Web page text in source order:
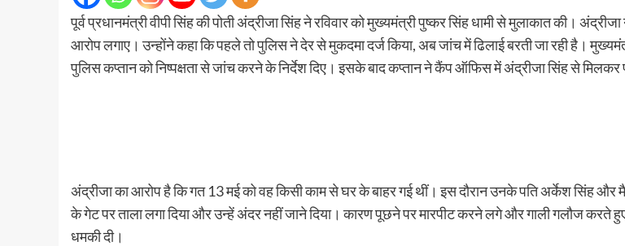
पूर्व प्रधानमंत्री वीपी सिंह की पोती अंद्रीजा सिंह ने रविवार को मुख्यमंत्री पुष्कर सिंह धामी से मुलाकात की।
आरोप लगाए। उन्होंने कहा कि पहले तो पुलिस ने देर से मुकदमा दर्ज किया, अब जांच में ढिलाई बरती जा रही है।
पुलिस कप्तान को निष्पक्षता से जांच करने के निर्देश दिए। इसके बाद कप्तान ने कैंप ऑफिस में अंद्रीजा सिंह से मिलकर
अंद्रीजा का आरोप है कि गत 13 मई को वह किसी काम से घर के बाहर गई थीं। इस दौरान उनके पति अर्केश सिंह और
के गेट पर ताला लगा दिया और उन्हें अंदर नहीं जाने दिया। कारण पूछने पर मारपीट करने लगे और गाली गलौज करते
धमकी दी।